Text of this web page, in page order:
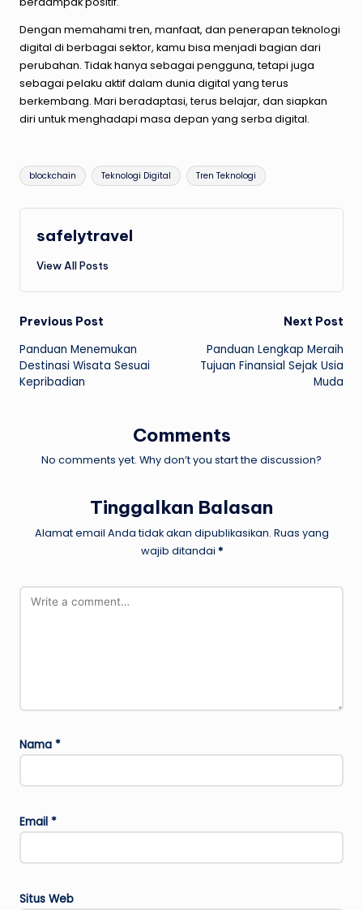
Dengan memahami tren, manfaat, dan penerapan teknologi
digital di berbagai sektor, kamu bisa menjadi bagian dari
perubahan. Tidak hanya sebagai pengguna, tetapi juga
sebagai pelaku aktif dalam dunia digital yang terus
berkembang. Mari beradaptasi, terus belajar, dan siapkan
diri untuk menghadapi masa depan yang serba digital.
Tags:
blockchain Teknologi Digital Tren Teknologi
safelytravel
View All Posts
Post
navigation
Previous Post
Panduan Menemukan
Destinasi Wisata Sesuai
Kepribadian
Next Post
Panduan Lengkap Meraih
Tujuan Finansial Sejak Usia
Muda
Comments
No comments yet. Why don’t you start the discussion?
Tinggalkan Balasan
Alamat email Anda tidak akan dipublikasikan. Ruas yang
wajib ditandai *
Nama *
Email *
Situs Web